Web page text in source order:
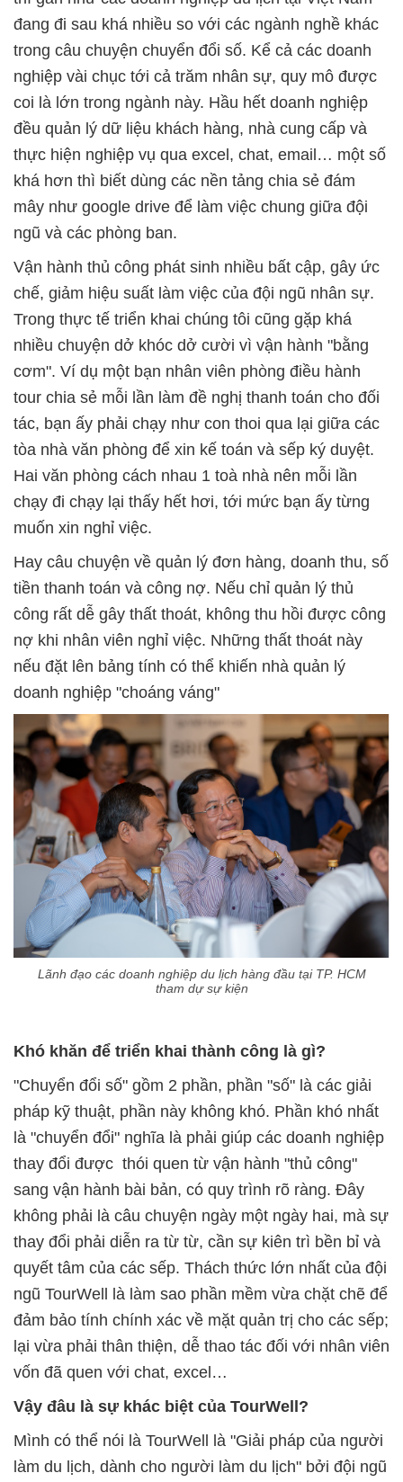
đang đi sau khá nhiều so với các ngành nghề khác
trong câu chuyện chuyển đổi số. Kể cả các doanh
nghiệp vài chục tới cả trăm nhân sự, quy mô được
coi là lớn trong ngành này. Hầu hết doanh nghiệp
đều quản lý dữ liệu khách hàng, nhà cung cấp và
thực hiện nghiệp vụ qua excel, chat, email… một số
khá hơn thì biết dùng các nền tảng chia sẻ đám
mây như google drive để làm việc chung giữa đội
ngũ và các phòng ban.
Vận hành thủ công phát sinh nhiều bất cập, gây ức
chế, giảm hiệu suất làm việc của đội ngũ nhân sự.
Trong thực tế triển khai chúng tôi cũng gặp khá
nhiều chuyện dở khóc dở cười vì vận hành "bằng
cơm". Ví dụ một bạn nhân viên phòng điều hành
tour chia sẻ mỗi lần làm đề nghị thanh toán cho đối
tác, bạn ấy phải chạy như con thoi qua lại giữa các
tòa nhà văn phòng để xin kế toán và sếp ký duyệt.
Hai văn phòng cách nhau 1 toà nhà nên mỗi lần
chạy đi chạy lại thấy hết hơi, tới mức bạn ấy từng
muốn xin nghỉ việc.
Hay câu chuyện về quản lý đơn hàng, doanh thu, số
tiền thanh toán và công nợ. Nếu chỉ quản lý thủ
công rất dễ gây thất thoát, không thu hồi được công
nợ khi nhân viên nghỉ việc. Những thất thoát này
nếu đặt lên bảng tính có thể khiến nhà quản lý
doanh nghiệp "choáng váng"
Lãnh đạo các doanh nghiệp du lịch hàng đầu tại TP. HCM
tham dự sự kiện
Khó khăn để triển khai thành công là gì?
"Chuyển đổi số" gồm 2 phần, phần "số" là các giải
pháp kỹ thuật, phần này không khó. Phần khó nhất
là "chuyển đổi" nghĩa là phải giúp các doanh nghiệp
thay đổi được thói quen từ vận hành "thủ công"
sang vận hành bài bản, có quy trình rõ ràng. Đây
không phải là câu chuyện ngày một ngày hai, mà sự
thay đổi phải diễn ra từ từ, cần sự kiên trì bền bỉ và
quyết tâm của các sếp. Thách thức lớn nhất của đội
ngũ TourWell là làm sao phần mềm vừa chặt chẽ để
đảm bảo tính chính xác về mặt quản trị cho các sếp;
lại vừa phải thân thiện, dễ thao tác đối với nhân viên
vốn đã quen với chat, excel…
Vậy đâu là sự khác biệt của TourWell?
Mình có thể nói là TourWell là "Giải pháp của người
làm du lịch, dành cho người làm du lịch" bởi đội ngũ